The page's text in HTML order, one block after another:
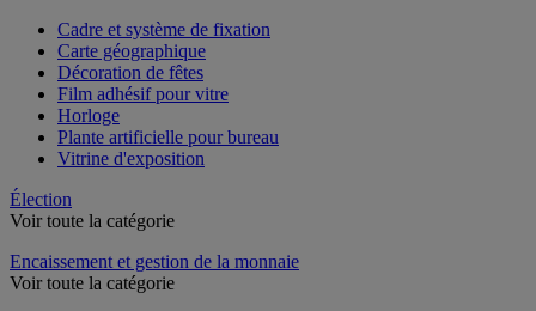
Cadre et système de fixation
Carte géographique
Décoration de fêtes
Film adhésif pour vitre
Horloge
Plante artificielle pour bureau
Vitrine d'exposition
Élection
Voir toute la catégorie
Encaissement et gestion de la monnaie
Voir toute la catégorie